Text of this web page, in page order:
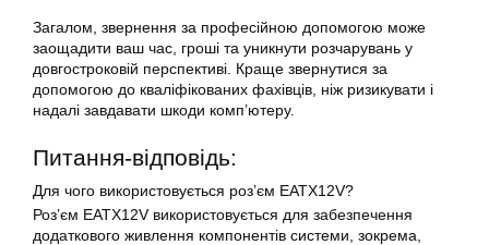
Загалом, звернення за професійною допомогою може
заощадити ваш час, гроші та уникнути розчарувань у
довгостроковій перспективі. Краще звернутися за
допомогою до кваліфікованих фахівців, ніж ризикувати і
надалі завдавати шкоди комп’ютеру.
Питання-відповідь:
Для чого використовується роз’єм EATX12V?
Роз’єм EATX12Vвикористовується для забезпечення
додаткового живлення компонентів системи, зокрема,